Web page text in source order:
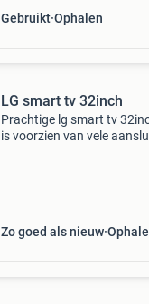
Gebruikt Ophalen
LG smart tv 32inch
Prachtige lg smart tv
is voorzien van vele
Zo goed als nieuw